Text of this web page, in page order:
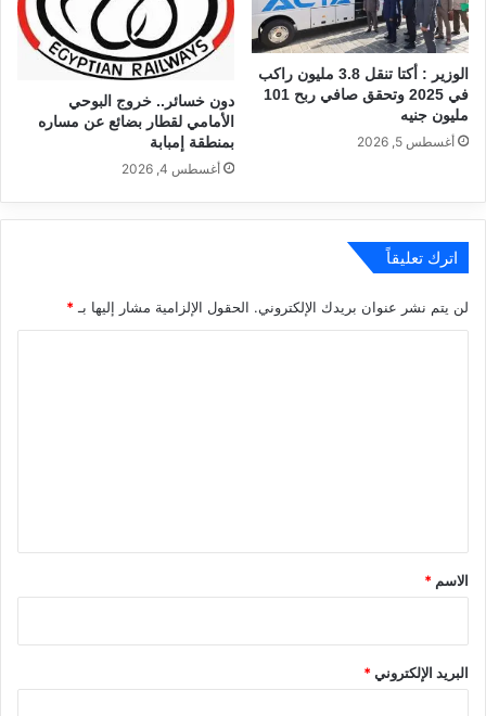
الوزير : أكتا تنقل 3.8 مليون راكب
في 2025 وتحقق صافي ربح 101
مليون جنيه
أغسطس 5, 2026
دون خسائر.. خروج البوحي
الأمامي لقطار بضائع عن مساره
بمنطقة إمبابة
أغسطس 4, 2026
اترك تعليقاً
لن يتم نشر عنوان بريدك الإلكتروني. الحقول الإلزامية مشار إليها بـ*
*
الاسم *
البريد الإلكتروني*